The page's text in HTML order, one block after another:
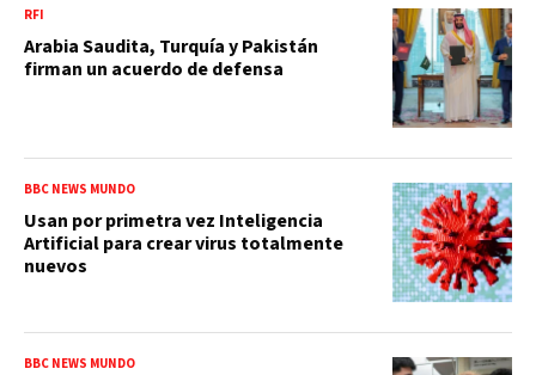
RFI
Arabia Saudita, Turquía y Pakistán
firman un acuerdo de defensa
BBC NEWS MUNDO
Usan por primetra vez Inteligencia
Artificial para crear virus totalmente
nuevos
BBC NEWS MUNDO